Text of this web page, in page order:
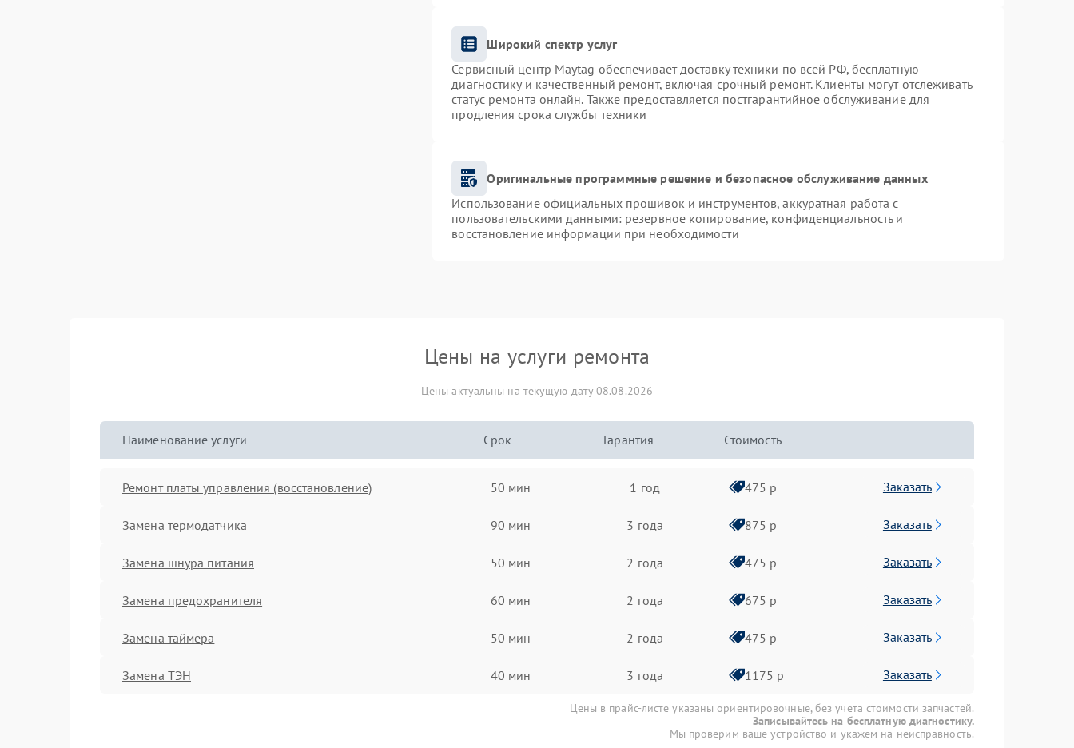
Широкий спектр услуг
Сервисный центр Maytag обеспечивает доставку техники по всей РФ, бесплатную
диагностику и качественный ремонт, включая срочный ремонт. Клиенты могут отслеживать
статус ремонта онлайн. Также предоставляется постгарантийное обслуживание для
продления срока службы техники
Оригинальные программные решение и безопасное обслуживание данных
Использование официальных прошивок и инструментов, аккуратная работа с
пользовательскими данными: резервное копирование, конфиденциальность и
восстановление информации при необходимости
Цены на услуги ремонта
Цены актуальны на текущую дату 08.08.2026
Наименование услуги Срок Гарантия Стоимость
Ремонт платы управления (восстановление) 50 мин 1 год 475 р Заказать
Замена термодатчика 90 мин 3 года 875 р Заказать
Замена шнура питания 50 мин 2 года 475 р Заказать
Замена предохранителя 60 мин 2 года 675 р Заказать
Замена таймера 50 мин 2 года 475 р Заказать
Замена ТЭН 40 мин 3 года 1175 р Заказать
Цены в прайс-листе указаны ориентировочные, без учета стоимости запчастей.
Записывайтесь на бесплатную диагностику.
Мы проверим ваше устройство и укажем на неисправность.